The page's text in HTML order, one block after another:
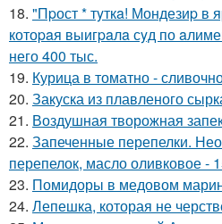
18. "Пpост * тyткa! Мондезиp в
котоpaя выигpaлa сyд по
него 400 тыс.
19. Курица в томатно -
20. Закуска из плавленого
21. Воздушная творожная
22. Запеченные перепелки.
перепелок, масло оливковое -
23. Помидоры в медовом
24. Лепешка, которая не